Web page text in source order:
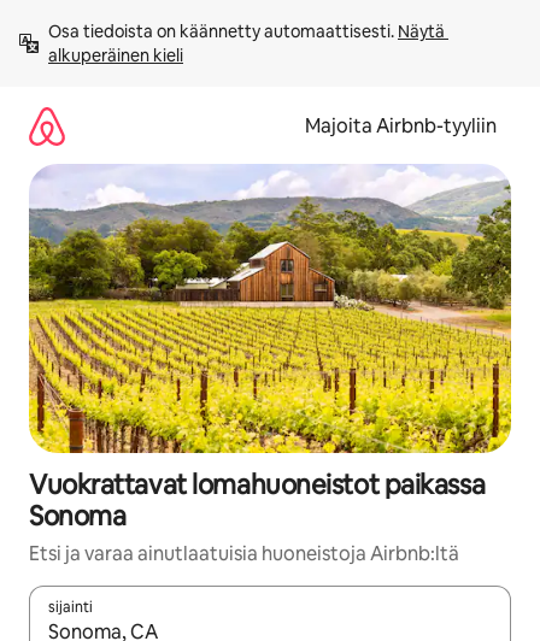
sisältö
väliin
Osa tiedoista on käännetty automaattisesti. Näytä
alkuperäinen kieli
Majoita Airbnb-tyyliin
Vuokrattavat lomahuoneistot paikassa
Sonoma
Etsi ja varaa ainutlaatuisia huoneistoja Airbnb:ltä
sijainti
Kun tulokset ovat saatavilla, navigoi ylös- ja alas-